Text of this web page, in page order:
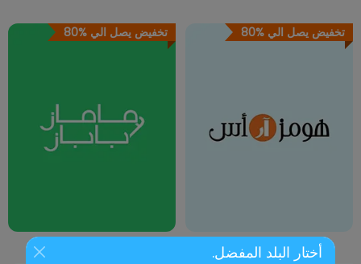
تخفيض يصل الي تخفيض يصل الي
أختار البلد المفضل.